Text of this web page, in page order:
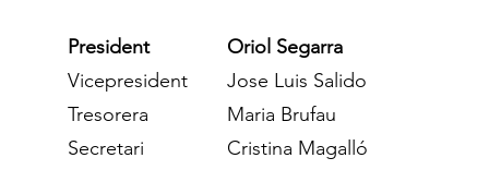
President
Vicepresident
Tresorera
Secretari
Oriol Segarra
Jose Luis Salido
Maria Brufau
Cristina Magalló